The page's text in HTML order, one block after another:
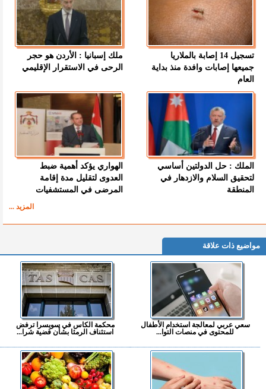
تسجيل 14 إصابة بالملاريا
جميعها إصابات وافدة منذ بداية
العام
ملك إسبانيا : الأردن هو حجر
الرحى في الاستقرار الإقليمي
الملك : حل الدولتين أساسي
لتحقيق السلام والازدهار في
المنطقة
الهواري يؤكد أهمية ضبط
العدوى لتقليل مدة إقامة
المرضى في المستشفيات
المزيد ...
مواضيع ذات علاقة
سعي عربي لمعالجة استخدام الأطفال
للمحتوى في منصات التوا...
محكمة الكاس في سويسرا ترفض
استئناف الرمثا بشأن قضية شرا...